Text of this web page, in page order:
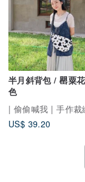
半月斜背包 / 罌粟
色
| 偷偷喊我 | 手作裁
US$ 39.20